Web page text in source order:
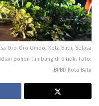
Oro-Oro Ombo, Kota Batu, Selasa
pohon tumbang di 6 titik. Foto:
BPBD Kota Batu